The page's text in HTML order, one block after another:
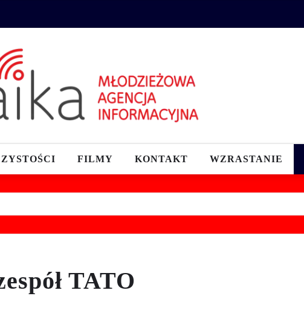
FILMY KONTAKT WZRASTANIE
TATO